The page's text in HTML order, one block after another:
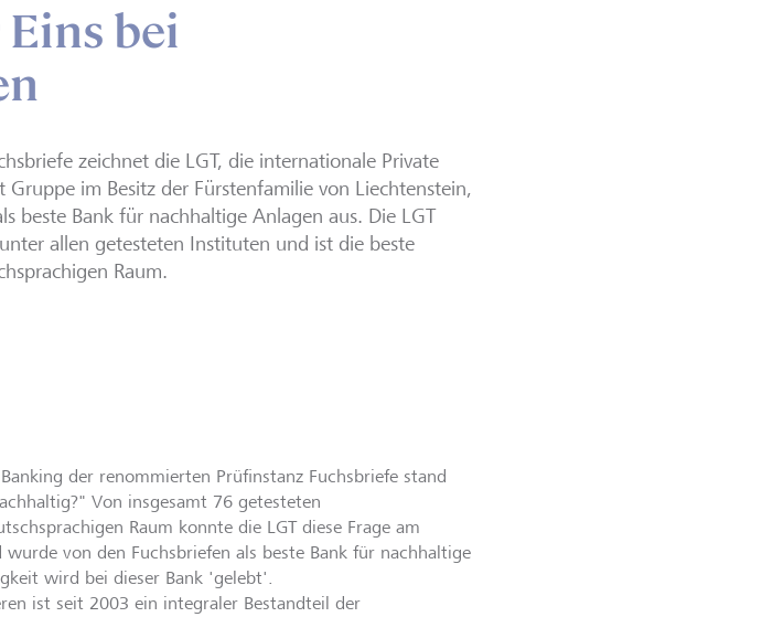
bei
zeichnet die LGT, die internationale Private
im Besitz der Fürstenfamilie von Liechtenstein,
beste Bank für nachhaltige Anlagen aus. Die LGT
allen getesteten Instituten und ist die beste
Raum.
der renommierten Prüfinstanz Fuchsbriefe stand
Von insgesamt 76 getesteten
Raum konnte die LGT diese Frage am
von den Fuchsbriefen als beste Bank für nachhaltige
wird bei dieser Bank 'gelebt'.
ist seit 2003 ein integraler Bestandteil der